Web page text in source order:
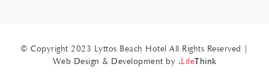
© Copyright 2023 Lyttos Beach Hotel All Rights Reserved |
Web Design & Development by .LifeThink